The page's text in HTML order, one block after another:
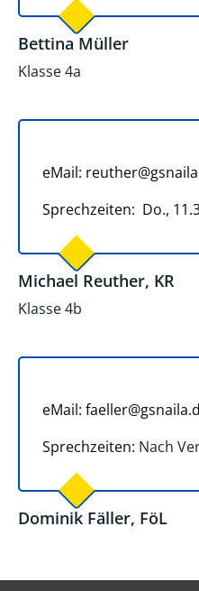
Bettina Müller
Klasse 4a
eMail:
Sprechzeiten: Do.,
Michael Reuther, KR
Klasse 4b
eMail:
Sprechzeiten: Nach
Dominik Fäller, FöL